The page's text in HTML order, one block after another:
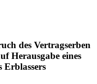
des Vertragserben
Herausgabe eines
Erblassers